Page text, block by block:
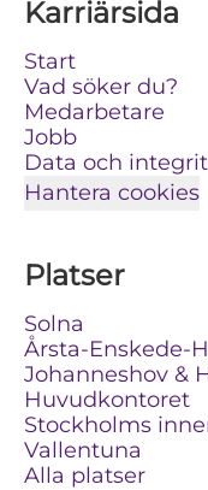
Karriärsida
Start
Vad söker du?
Medarbetare
Jobb
Data och
Hantera cookies
Platser
Solna
Årsta-Enskede-
Johanneshov &
Huvudkontoret
Stockholms
Vallentuna
Alla platser